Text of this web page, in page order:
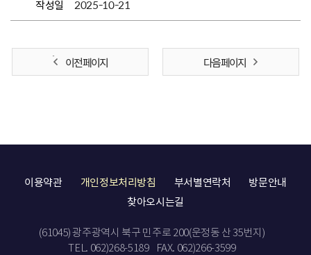
작성일
2025-10-21
이전 페이지 다음 페이지
이용약관 개인정보처리방침 부서별연락처
방문안내
찾아오시는길
(61045) 광주광역시 북구 민주로 200(운정동 산 35번지)
TEL. 062)268-5189
FAX. 062)266-3599